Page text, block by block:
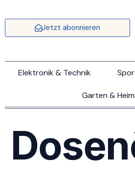
Jetzt abonnieren
Elektronik & Technik
Garten &